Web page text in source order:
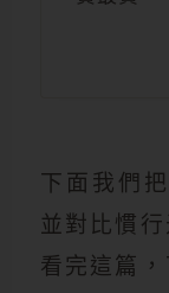
下面我們
並對比慣
看完這篇